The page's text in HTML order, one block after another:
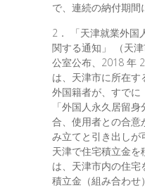
で、連続の納付期間
2． 「天津就業外国
関する通知」 （天
公室公布、2018 年
は、天津市に所在す
外国籍者が、すでに
「外国人永久居留
合、使用者との合意
み立てと引き出しが
天津で住宅積立金
は、天津市内の住
積立金（組み合わせ